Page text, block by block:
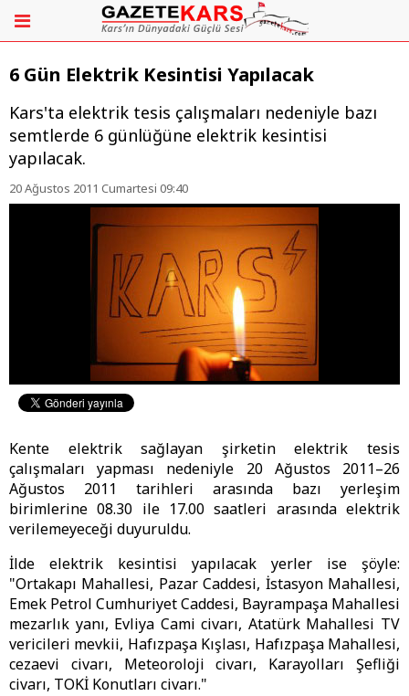
6 Gün Elektrik Kesintisi Yapılacak
Kars'ta elektrik tesis çalışmaları nedeniyle bazı
semtlerde 6 günlüğüne elektrik kesintisi
yapılacak.
20 Ağustos 2011 Cumartesi 09:40
Kente elektrik sağlayan şirketin elektrik tesis
çalışmaları yapması nedeniyle 20 Ağustos 2011–26
Ağustos 2011 tarihleri arasında bazı yerleşim
birimlerine 08.30 ile 17.00 saatleri arasında elektrik
verilemeyeceği duyuruldu.
İlde elektrik kesintisi yapılacak yerler ise şöyle:
"Ortakapı Mahallesi, Pazar Caddesi, İstasyon Mahallesi,
Emek Petrol Cumhuriyet Caddesi, Bayrampaşa Mahallesi
mezarlık yanı, Evliya Cami civarı, Atatürk Mahallesi TV
vericileri mevkii, Hafızpaşa Kışlası, Hafızpaşa Mahallesi,
cezaevi civarı, Meteoroloji civarı, Karayolları Şefliği
civarı, TOKİ Konutları civarı."